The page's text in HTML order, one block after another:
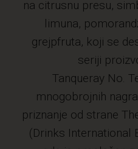
na citrusnu presu,
limuna,
grejpfruta, koji se
seriji
Tanqueray No.
mnogobrojnih
priznanje od strane
(Drinks International